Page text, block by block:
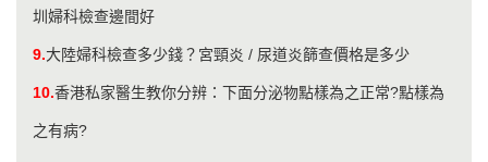
圳婦科檢查邊間好
9.大陸婦科檢查多少錢？宮頸炎 / 尿道炎篩查價格是多少
10.香港私家醫生教你分辨：下面分泌物點樣為之正常?點樣為
之有病?